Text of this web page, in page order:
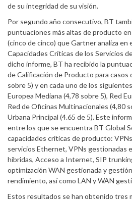
de su integridad de su visión.
Por segundo año consecutivo, BT
puntuaciones más altas de producto
(cinco de cinco) que Gartner analiza en
Capacidades Críticas de los Servicios
dicho informe, BT ha recibido la
de Calificación de Producto para casos
sobre 5) y en cada uno de los
Europea Mediana (4,78 sobre 5), Red
Red de Oficinas Multinacionales (4,80
Urbana Principal (4.65 de 5). Este
entre los que se encuentra BT Global
capacidades críticas de producto:
servicios Ethernet, VPNs gestionadas
híbridas, Acceso a Internet, SIP
optimización WAN gestionada y
rendimiento, así como LAN y WAN
Estos resultados se han obtenido tres